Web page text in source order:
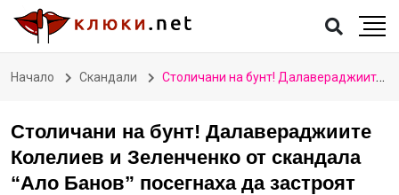
Начало Скандали Столичани на бунт! Далавераджиите Колелиев и Зеленченко от скандала “Ало Банов” посегнаха да застроят паметник на културата с помощта на главната архитектка на София и Васил Терзиев (СКАНДАЛНО РАЗСЛЕДВАНЕ)
Столичани на бунт! Далавераджиите
Колелиев и Зеленченко от скандала
“Ало Банов” посегнаха да застроят